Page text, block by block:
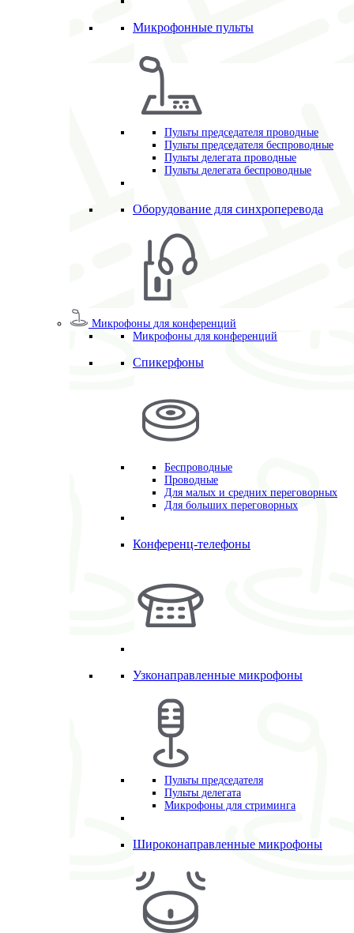
Микрофонные пульты
Пульты председателя проводные
Пульты председателя беспроводные
Пульты делегата проводные
Пульты делегата беспроводные
Оборудование для синхроперевода
Микрофоны для конференций
Микрофоны для конференций
Спикерфоны
Беспроводные
Проводные
Для малых и средних переговорных
Для больших переговорных
Конференц-телефоны
Узконаправленные микрофоны
Пульты председателя
Пульты делегата
Микрофоны для стриминга
Широконаправленные микрофоны